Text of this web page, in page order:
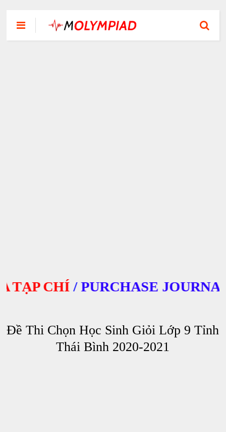
CHÍ/PURCHASE JOURNALS
Đề Thi Chọn Học Sinh Giỏi Lớp 9 Tỉnh
Thái Bình 2020-2021